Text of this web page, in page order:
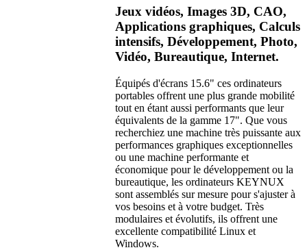
Jeux vidéos, Images 3D, CAO,
Applications graphiques, Calculs
intensifs, Développement, Photo,
Vidéo, Bureautique, Internet.
Équipés d'écrans 15.6" ces ordinateurs
portables offrent une plus grande mobilité
tout en étant aussi performants que leur
équivalents de la gamme 17". Que vous
recherchiez une machine très puissante aux
performances graphiques exceptionnelles
ou une machine performante et
économique pour le développement ou la
bureautique, les ordinateurs KEYNUX
sont assemblés sur mesure pour s'ajuster à
vos besoins et à votre budget. Très
modulaires et évolutifs, ils offrent une
excellente compatibilité Linux et
Windows.